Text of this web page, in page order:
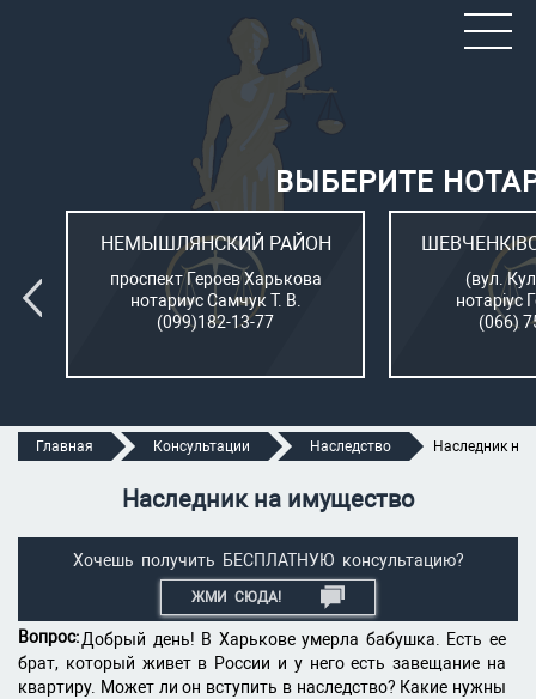
ВЫБЕРИТЕ
НЕМЫШЛЯНСКИЙ РАЙОН
проспект Героев Харькова
нотариус Самчук Т. В.
(099)182-13-77
(вул.
нотаріус
(066)
Главная Консультации Наследство Наследник на
Наследник на имущество
Хочешь получить БЕСПЛАТНУЮ консультацию?
ЖМИ СЮДА!
Вопрос:Добрый день! В Харькове умерла бабушка. Есть ее
брат, который живет в России и у него есть завещание на
квартиру. Может ли он вступить в наследство? Какие нужны